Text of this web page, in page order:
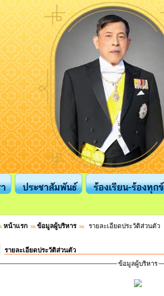
ประชาสัมพันธ์ ร้องเรียน-ร้องทุกข์
หน้าแรก ข้อมูลผู้บริหาร รายละเอียดประวัติส่วนตัว
รายละเอียดประวัติส่วนตัว
ข้อมูลผู้บริหาร